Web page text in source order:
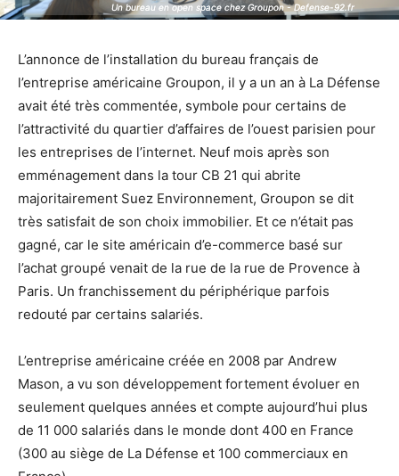
Un bureau en open space chez Groupon - Defense-92.fr
Un bureau en open space chez Groupon - Defense-92.fr
L’annonce de l’installation du bureau français de
l’entreprise américaine Groupon, il y a un an à La Défense
avait été très commentée, symbole pour certains de
l’attractivité du quartier d’affaires de l’ouest parisien pour
les entreprises de l’internet. Neuf mois après son
emménagement dans la tour CB 21 qui abrite
majoritairement Suez Environnement, Groupon se dit
très satisfait de son choix immobilier. Et ce n’était pas
gagné, car le site américain d’e-commerce basé sur
l’achat groupé venait de la rue de la rue de Provence à
Paris. Un franchissement du périphérique parfois
redouté par certains salariés.
L’entreprise américaine créée en 2008 par Andrew
Mason, a vu son développement fortement évoluer en
seulement quelques années et compte aujourd’hui plus
de 11 000 salariés dans le monde dont 400 en France
(300 au siège de La Défense et 100 commerciaux en